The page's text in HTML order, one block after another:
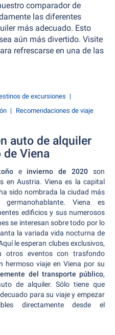
comparador de
las diferentes
más adecuado. Esto
aún más divertido. Visite
refrescarse en una de las
de excursiones
Recomendaciones de viaje
auto de alquiler
de Viena
e invierno de 2020 son
en Austria. Viena es la capital
sido nombrada la ciudad más
Viena es
edificios y sus numerosos
se interesan sobre todo por lo
la variada vida nocturna de
le esperan clubes exclusivos,
otros eventos con trasfondo
hermoso viaje en Viena por su
del transporte público,
de alquiler. Sólo tiene que
para su viaje y empezar
directamente desde el